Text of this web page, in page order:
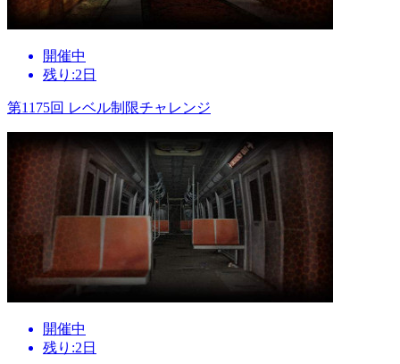
開催中
残り:2日
第1175回 レベル制限チャレンジ
開催中
残り:2日